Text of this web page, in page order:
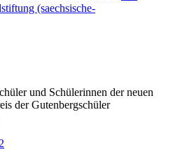
(saechsische-
und Schülerinnen der neuen
der Gutenbergschüler